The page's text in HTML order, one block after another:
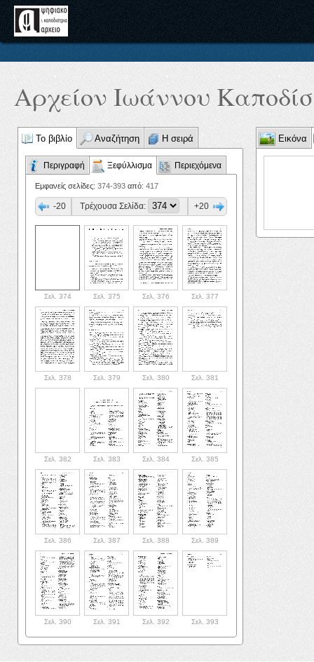
Αρχείον Ιωάννου
Το βιβλίο Αναζήτηση Η σειρά
Περιγραφή Ξεφύλλισμα Περιεχόμενα
Εμφανείς σελίδες: 374-393 από: 417
-20 Τρέχουσα Σελίδα: +20
Σελ. 374 Σελ. 375 Σελ. 376 Σελ. 377
Σελ. 378 Σελ. 379 Σελ. 380 Σελ. 381
Σελ. 382 Σελ. 383 Σελ. 384 Σελ. 385
Σελ. 386 Σελ. 387 Σελ. 388 Σελ. 389
Σελ. 390 Σελ. 391 Σελ. 392 Σελ. 393
Εικόνα